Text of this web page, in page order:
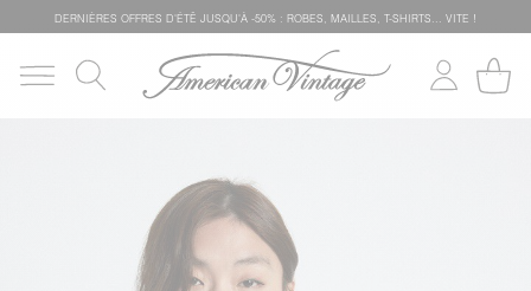
DERNIÈRES OFFRES D'ÉTÊ JUSQU'À -50% : ROBES, MAILLES, T-SHIRTS... VITE !